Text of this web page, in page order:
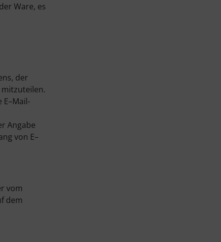
Ware, es
der
Angabe
von E–
vom
dem